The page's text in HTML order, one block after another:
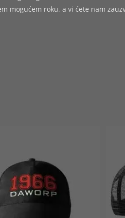
mogućem roku, a vi ćete nam